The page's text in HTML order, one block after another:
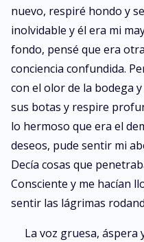
nuevo, respiré hondo y
inolvidable y él era mi
fondo, pensé que era
conciencia confundida.
con el olor de la bodega
sus botas y respire
lo hermoso que era el
deseos, pude sentir mi
Decía cosas que
Consciente y me hacían
sentir las lágrimas
La voz gruesa, áspera